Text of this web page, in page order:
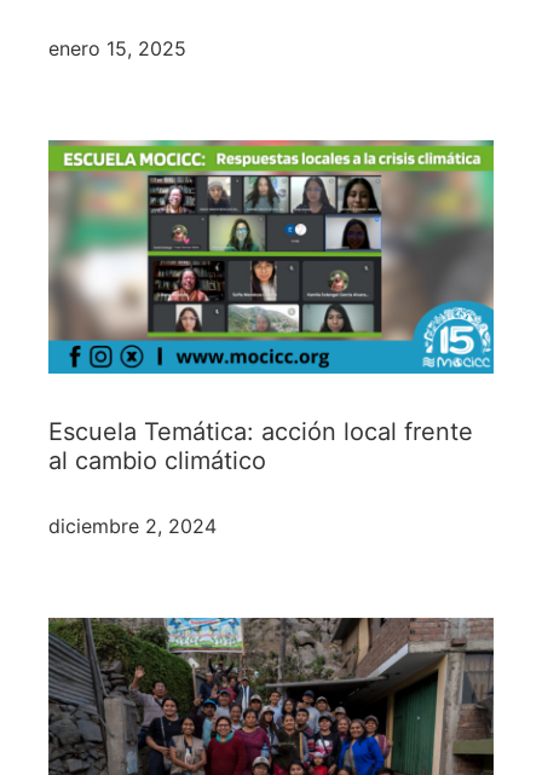
enero 15, 2025
Escuela Temática: acción local frente
al cambio climático
diciembre 2, 2024